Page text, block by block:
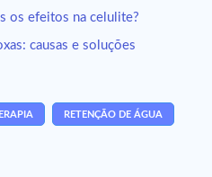
os efeitos na celulite?
causas e soluções
RETENÇÃO DE ÁGUA